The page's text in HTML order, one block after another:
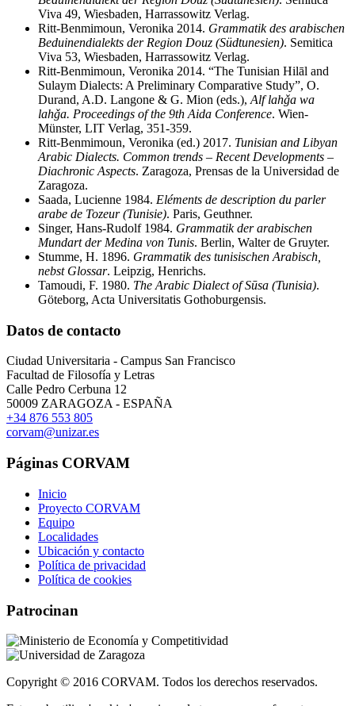
Viva 49, Wiesbaden, Harrassowitz Verlag.
Ritt-Benmimoun, Veronika 2014. Grammatik des arabischen
Beduinendialekts der Region Douz (Südtunesien). Semitica
Viva 53, Wiesbaden, Harrassowitz Verlag.
Ritt-Benmimoun, Veronika 2014. “The Tunisian Hilāl and
Sulaym Dialects: A Preliminary Comparative Study”, O.
Durand, A.D. Langone & G. Mion (eds.), Alf lahǧa wa
lahǧa. Proceedings of the 9th Aida Conference. Wien-
Münster, LIT Verlag, 351-359.
Ritt-Benmimoun, Veronika (ed.) 2017. Tunisian and Libyan
Arabic Dialects. Common trends – Recent Developments –
Diachronic Aspects. Zaragoza, Prensas de la Universidad de
Zaragoza.
Saada, Lucienne 1984. Eléments de description du parler
arabe de Tozeur (Tunisie). Paris, Geuthner.
Singer, Hans-Rudolf 1984. Grammatik der arabischen
Mundart der Medina von Tunis. Berlin, Walter de Gruyter.
Stumme, H. 1896. Grammatik des tunisischen Arabisch,
nebst Glossar. Leipzig, Henrichs.
Tamoudi, F. 1980. The Arabic Dialect of Sūsa (Tunisia).
Göteborg, Acta Universitatis Gothoburgensis.
Datos de contacto
Ciudad Universitaria - Campus San Francisco
Facultad de Filosofía y Letras
Calle Pedro Cerbuna 12
50009 ZARAGOZA - ESPAÑA
+34 876 553 805
corvam@unizar.es
Páginas CORVAM
Inicio
Proyecto CORVAM
Equipo
Localidades
Ubicación y contacto
Política de privacidad
Política de cookies
Patrocinan
Copyright © 2016 CORVAM. Todos los derechos reservados.